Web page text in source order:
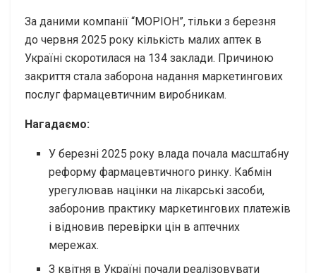
За даними компанії “МОРІОН”, тільки з березня
до червня 2025 року кількість малих аптек в
Україні скоротилася на 134 заклади. Причиною
закриття стала заборона надання маркетингових
послуг фармацевтичним виробникам.
Нагадаємо:
У березні 2025 року влада почала масштабну
реформу фармацевтичного ринку. Кабмін
урегулював націнки на лікарські засоби,
заборонив практику маркетингових платежів
і відновив перевірки цін в аптечних
мережах.
З квітня в Україні почали реалізовувати